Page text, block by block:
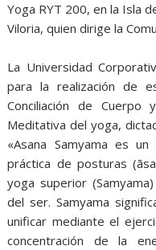
Yoga RYT 200, en la Isla
Viloria, quien dirige la
La Universidad
para la realización de
Conciliación de
Meditativa del yoga,
«Asana Samyama es
práctica de posturas
yoga superior
del ser. Samyama
unificar mediante el
concentración de la